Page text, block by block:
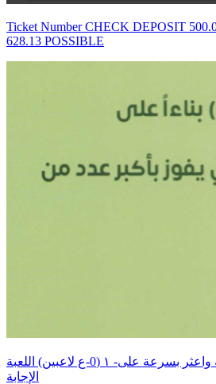
Ticket Number CHECK DEPOSIT
628.13 POSSIBLE
اللعبة ‎١‏ (0-ع لاعبين) ‎-١‏ خذ بطاقة عشوائية واعثر بسرعة على
الإجابة